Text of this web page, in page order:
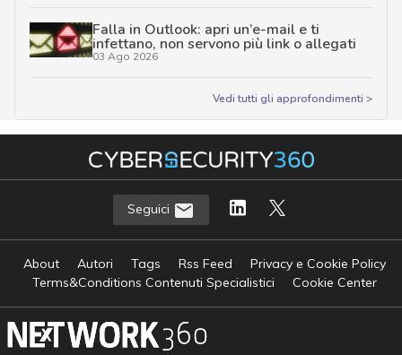
Falla in Outlook: apri un’e-mail e ti
infettano, non servono più link o allegati
03 Ago 2026
Vedi tutti gli approfondimenti >
Seguici
About Autori Tags Rss Feed
Privacy e Cookie Policy
Terms&Conditions Contenuti Specialistici
Cookie Center